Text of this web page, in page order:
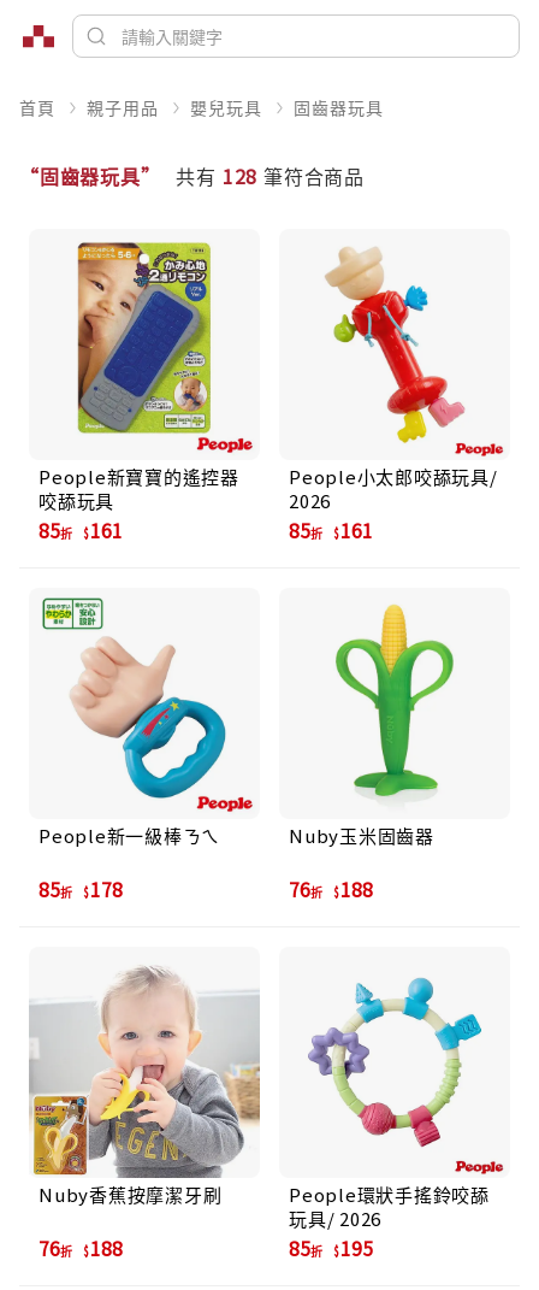
首頁 親子用品 嬰兒玩具 固齒器玩具
“固齒器玩具” 共有 128 筆符合商品
People新寶寶的遙控器
咬舔玩具
85折 161
People小太郎咬舔玩具/
2026
85折 161
People新一級棒ㄋㄟ
85折 178
Nuby玉米固齒器
76折 188
Nuby香蕉按摩潔牙刷
76折 188
People環狀手搖鈴咬舔
玩具/ 2026
85折 195